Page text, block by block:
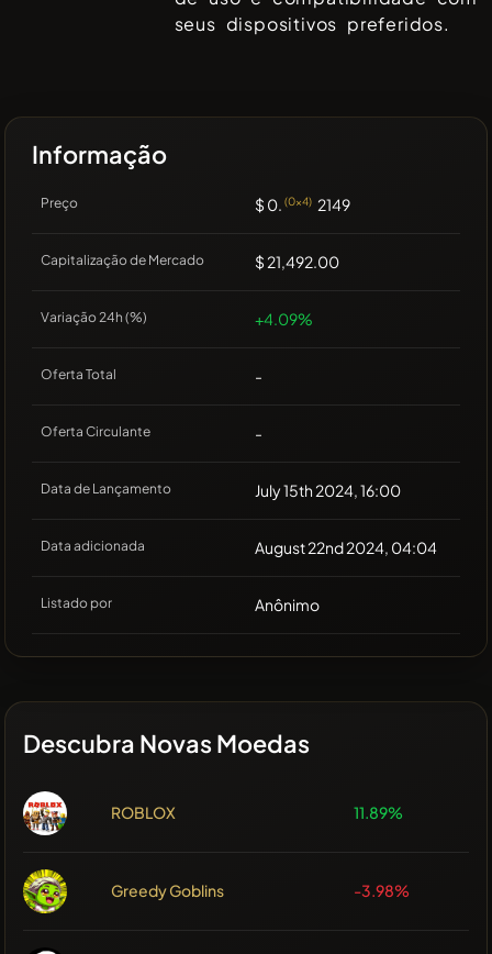
seus dispositivos preferidos.
Informação
Preço $ 0. (0x4) 2149
Capitalização de Mercado $ 21,492.00
Variação 24h (%) +4.09%
Oferta Total -
Oferta Circulante -
Data de Lançamento July 15th 2024, 16:00
Data adicionada August 22nd 2024, 04:04
Listado por Anônimo
Descubra Novas Moedas
ROBLOX 11.89%
Greedy Goblins -3.98%